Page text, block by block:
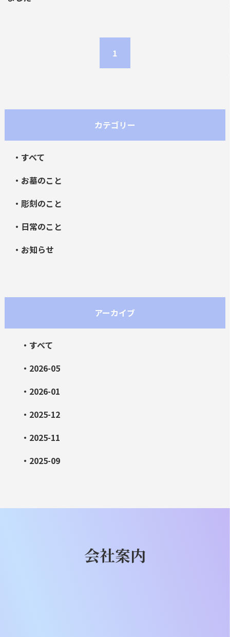
1
カテゴリー
・すべて
・お墓のこと
・彫刻のこと
・日常のこと
・お知らせ
アーカイブ
・すべて
・2026-05
・2026-01
・2025-12
・2025-11
・2025-09
会社案内